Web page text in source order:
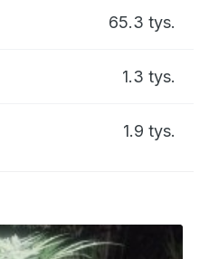
65.3 tys.
1.3 tys.
1.9 tys.